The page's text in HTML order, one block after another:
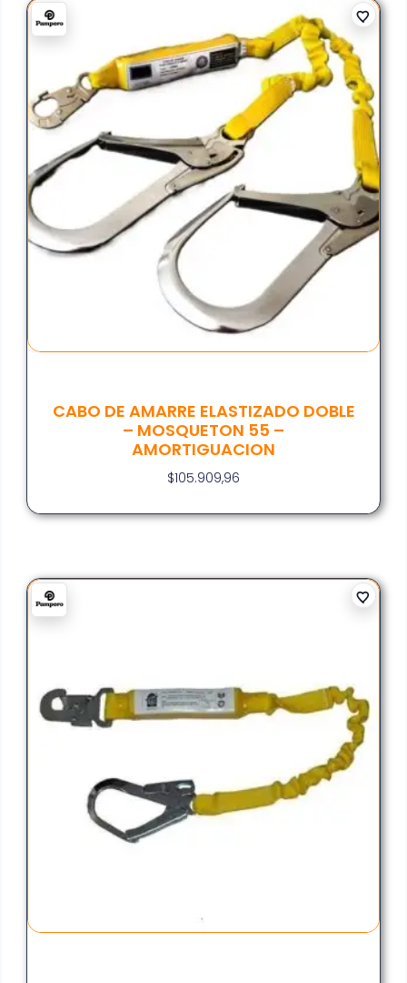
CABO DE AMARRE ELASTIZADO DOBLE
– MOSQUETON 55 –
AMORTIGUACION
$105.909,96